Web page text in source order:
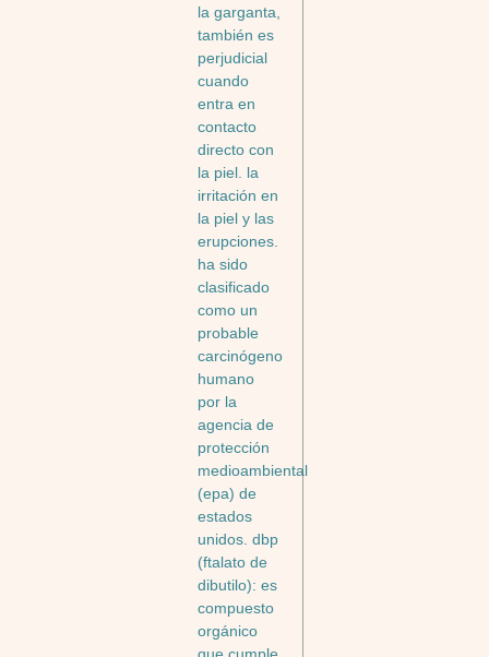
la garganta,
también es
perjudicial
cuando
entra en
contacto
directo con
la piel. la
irritación en
la piel y las
erupciones.
ha sido
clasificado
como un
probable
carcinógeno
humano
por la
agencia de
protección
medioambiental
(epa) de
estados
unidos. dbp
(ftalato de
dibutilo): es
compuesto
orgánico